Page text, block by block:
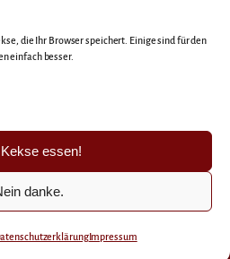
die Ihr Browser speichert. Einige sind für den
einfach besser.
essen!
danke.
Impressum
- All Rights Reserved